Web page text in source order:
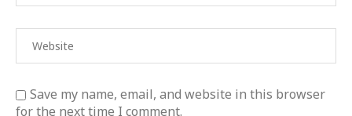
Save my name, email, and website in this browser
for the next time I comment.